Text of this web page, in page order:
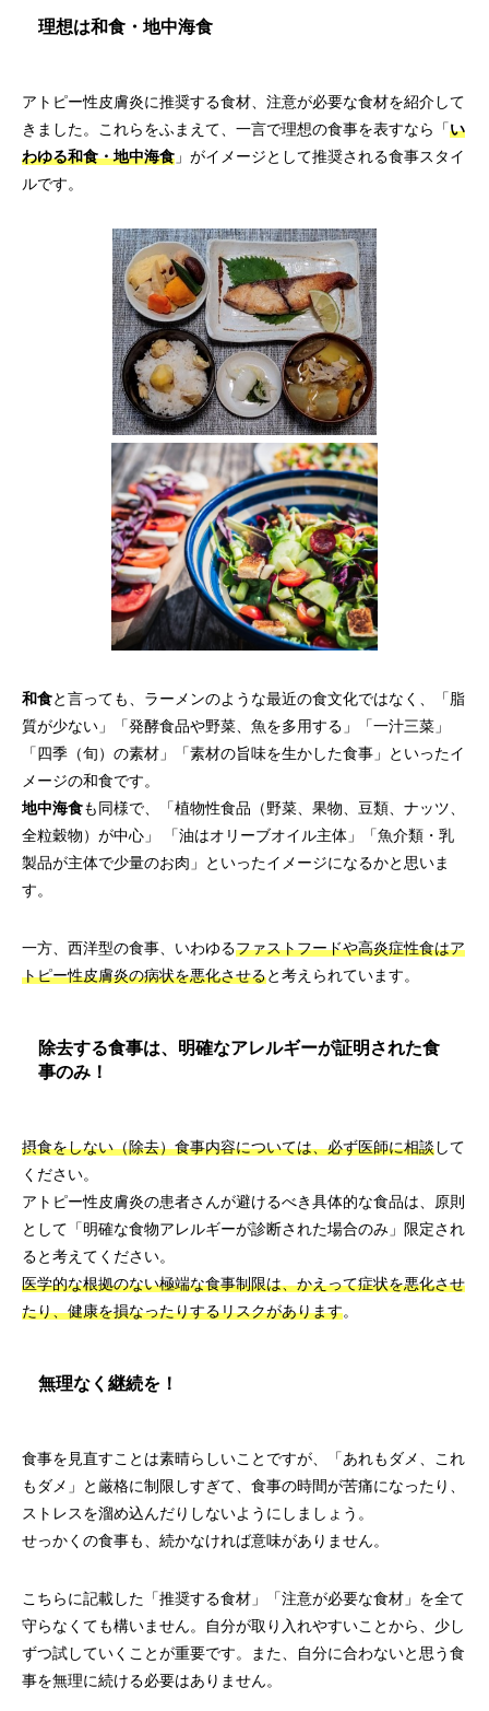
理想は和食・地中海食
アトピー性皮膚炎に推奨する食材、注意が必要な食材を紹介して
きました。これらをふまえて、一言で理想の食事を表すなら「い
わゆる和食・地中海食 」がイメージとして推奨される食事スタイ
ルです。
和食と言っても、ラーメンのような最近の食文化ではなく、「脂
質が少ない」「発酵食品や野菜、魚を多用する」「一汁三菜」
「四季（旬）の素材」「素材の旨味を生かした食事」といったイ
メージの和食です。
地中海食も同様で、「植物性食品（野菜、果物、豆類、ナッツ、
全粒穀物）が中心」 「油はオリーブオイル主体」「魚介類・乳
製品が主体で少量のお肉」といったイメージになるかと思いま
す。
一方、西洋型の食事、いわゆるファストフードや高炎症性食はア
トピー性皮膚炎の病状を悪化させると考えられています。
除去する食事は、明確なアレルギーが証明された食
事のみ！
摂食をしない（除去）食事内容については、必ず医師に相談して
ください。
アトピー性皮膚炎の患者さんが避けるべき具体的な食品は、原則
として「明確な食物アレルギーが診断された場合のみ」限定され
ると考えてください。
医学的な根拠のない極端な食事制限は、かえって症状を悪化させ
たり、健康を損なったりするリスクがあります。
無理なく継続を！
食事を見直すことは素晴らしいことですが、「あれもダメ、これ
もダメ」と厳格に制限しすぎて、食事の時間が苦痛になったり、
ストレスを溜め込んだりしないようにしましょう。
せっかくの食事も、続かなければ意味がありません。
こちらに記載した「推奨する食材」「注意が必要な食材」を全て
守らなくても構いません。自分が取り入れやすいことから、少し
ずつ試していくことが重要です。また、自分に合わないと思う食
事を無理に続ける必要はありません。